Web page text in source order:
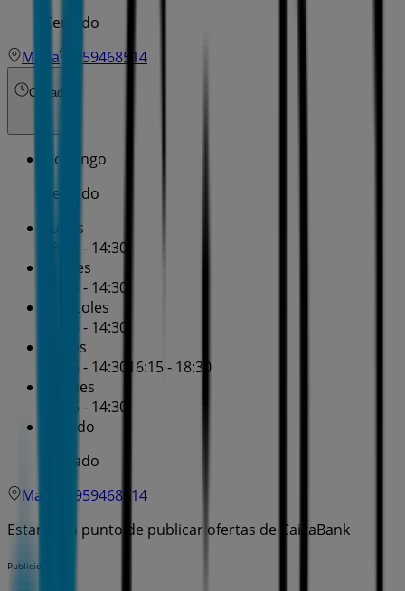
Cerrado
Mapa
959468514
Cerrado
Domingo
Cerrado
Lunes
08:15 - 14:30
Martes
08:15 - 14:30
Miércoles
08:15 - 14:30
Jueves
08:15 - 14:30 16:15 - 18:30
Viernes
08:15 - 14:30
Sábado
Cerrado
Mapa
959468514
Estamos a punto de publicar ofertas de CaixaBank
Publicidad